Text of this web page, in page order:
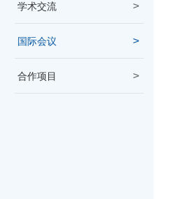
学术交流
国际会议
合作项目